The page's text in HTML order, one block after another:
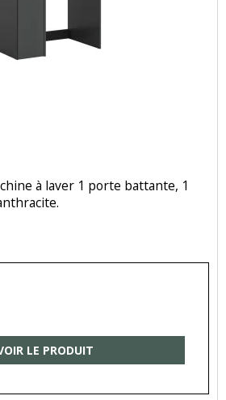
à laver 1 porte battante, 1
LE PRODUIT